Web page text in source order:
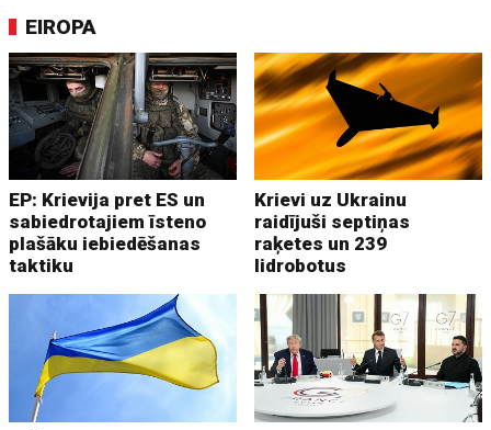
EIROPA
EP: Krievija pret ES un
sabiedrotajiem īsteno
plašāku iebiedēšanas
taktiku
Krievi uz Ukrainu
raidījuši septiņas
raķetes un 239
lidrobotus